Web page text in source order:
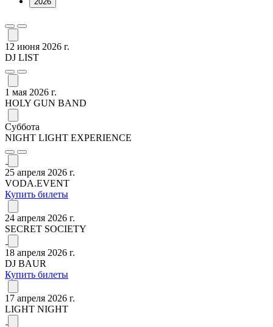
12 июня 2026 г.
DJ LIST
1 мая 2026 г.
HOLY GUN BAND
Суббота
NIGHT LIGHT EXPERIENCE
25 апреля 2026 г.
VODA.EVENT
Купить билеты
24 апреля 2026 г.
SECRET SOCIETY
18 апреля 2026 г.
DJ BAUR
Купить билеты
17 апреля 2026 г.
LIGHT NIGHT